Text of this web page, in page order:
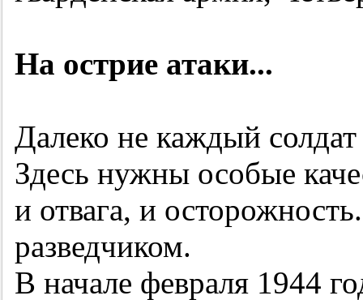
На острие атаки...
Далеко не каждый
Здесь нужны особые
и отвага, и
разведчиком.
В начале февраля 1944